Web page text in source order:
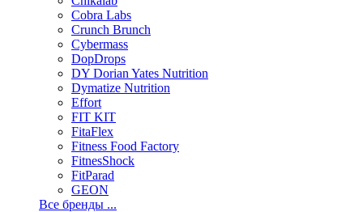
Cobra Labs
Crunch Brunch
Cybermass
DopDrops
DY Dorian Yates Nutrition
Dymatize Nutrition
Effort
FIT KIT
FitaFlex
Fitness Food Factory
FitnesShock
FitParad
GEON
Все бренды ...